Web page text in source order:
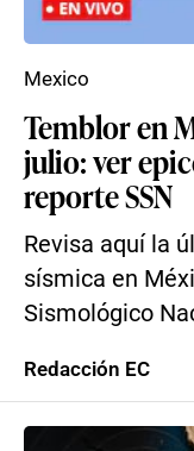
Temblor en
julio: ver
reporte SSN
Revisa aquí la
sísmica en
Sismológico
Mexico
Redacción EC